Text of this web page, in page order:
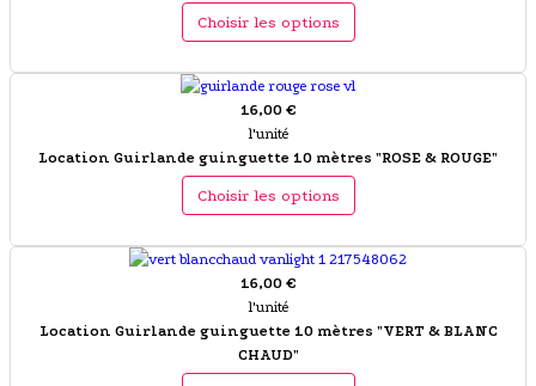
Choisir les options
16,00 €
l'unité
Location Guirlande guinguette 10 mètres "ROSE & ROUGE"
Choisir les options
16,00 €
l'unité
Location Guirlande guinguette 10 mètres "VERT & BLANC
CHAUD"